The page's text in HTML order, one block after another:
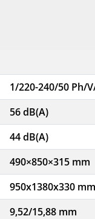
1/220-240/50 Ph/
56 dB(A)
44 dB(A)
490×850×315 mm
950x1380x330 mm
9,52/15,88 mm